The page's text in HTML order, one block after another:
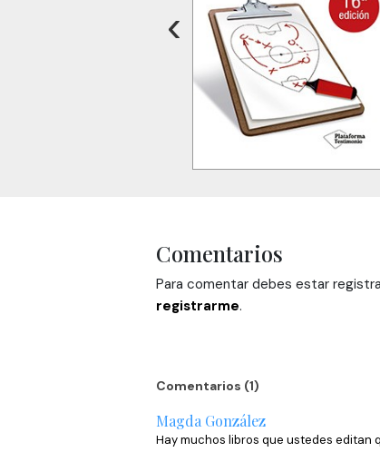
‹
Comentarios
Para comentar debes estar
registrarme.
Comentarios (1)
Magda González
Hay muchos libros que ustedes editan